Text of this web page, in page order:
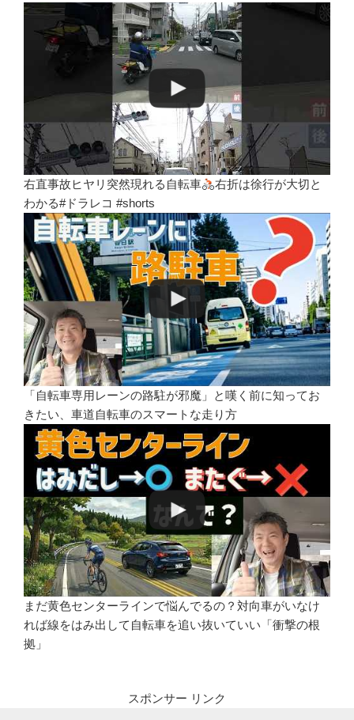
右直事故ヒヤリ突然現れる自転車
右折は徐行が大切と
わかる#ドラレコ #shorts
「自転車専用レーンの路駐が邪魔」と嘆く前に知ってお
きたい、車道自転車のスマートな走り方
まだ黄色センターラインで悩んでるの？対向車がいなけ
れば線をはみ出して自転車を追い抜いていい「衝撃の根
拠」
スポンサー リンク